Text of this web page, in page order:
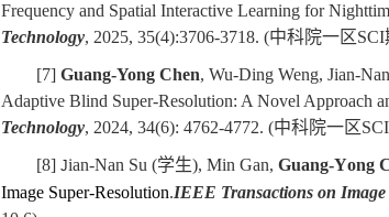
Frequency and Spatial Interactive Learning for
Technology, 2025, 35(4):3706-3718. (中科院一区SCI
[7] Guang-Yong Chen, Wu-Ding Weng, Jian-
Adaptive Blind Super-Resolution: A Novel Approach
Technology, 2024, 34(6): 4762-4772. (中科院一区SCI
[8] Jian-Nan Su (学生), Min Gan, Guang-Yong
Image Super-Resolution.IEEE Transactions on Image